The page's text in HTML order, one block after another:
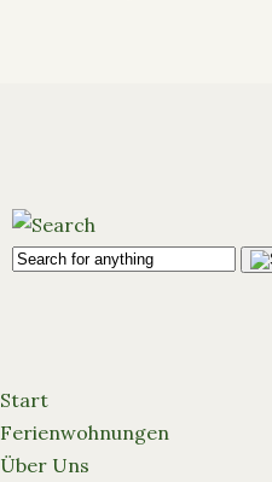
Start
Ferienwohnungen
Über Uns